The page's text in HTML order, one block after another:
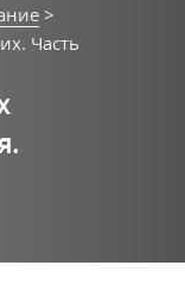
>
Часть